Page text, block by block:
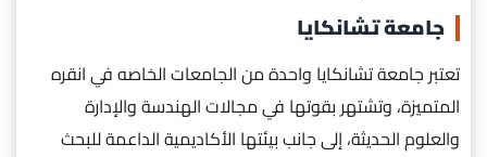
جامعة تشانكايا
تعتبر جامعة تشانكايا واحدة من الجامعات الخاصه في انقره
المتميزة، وتشتهر بقوتها في مجالات الهندسة والإدارة
والعلوم الحديثة، إلى جانب بيئتها الأكاديمية الداعمة للبحث